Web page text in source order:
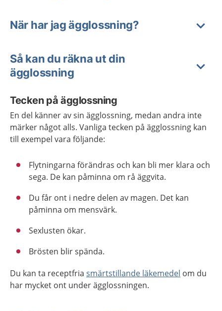
När har jag ägglossning?
Så kan du räkna ut din
ägglossning
Tecken på ägglossning
En del känner av sin ägglossning, medan andra inte
märker något alls. Vanliga tecken på ägglossning kan
till exempel vara följande:
Flytningarna förändras och kan bli mer klara och
sega. De kan påminna om rå äggvita.
Du får ont i nedre delen av magen. Det kan
påminna om mensvärk.
Sexlusten ökar.
Brösten blir spända.
Du kan ta receptfria smärtstillande läkemedel om du
har mycket ont under ägglossningen.